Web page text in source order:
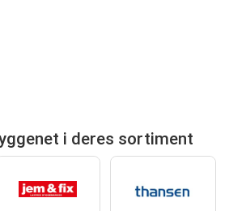
i deres sortiment